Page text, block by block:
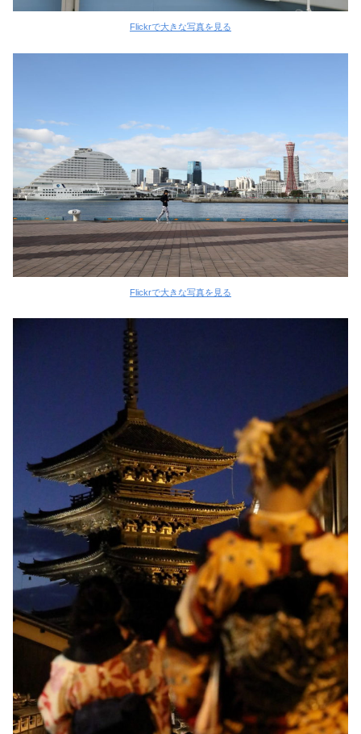
Flickrで大きな写真を見る
Flickrで大きな写真を見る